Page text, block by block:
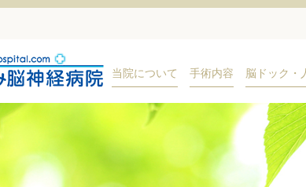
当院について (current)
手術内容 脳ドック・